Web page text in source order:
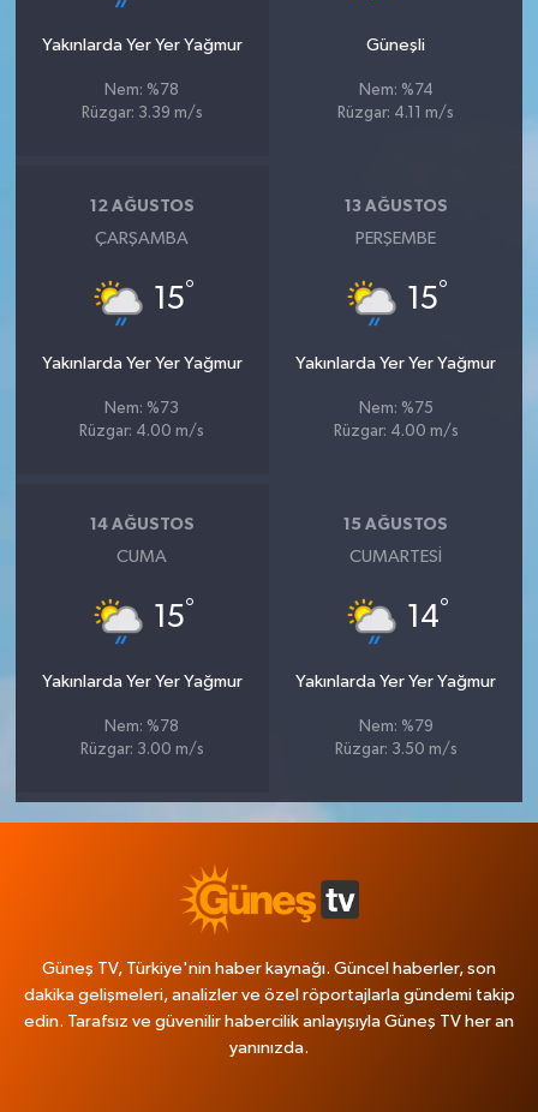
Yakınlarda Yer Yer Yağmur
Nem: %78
Rüzgar: 3.39 m/s
Güneşli
Nem: %74
Rüzgar: 4.11 m/s
12 AĞUSTOS
ÇARŞAMBA
15°
Yakınlarda Yer Yer Yağmur
Nem: %73
Rüzgar: 4.00 m/s
13 AĞUSTOS
PERŞEMBE
15°
Yakınlarda Yer Yer Yağmur
Nem: %75
Rüzgar: 4.00 m/s
14 AĞUSTOS
CUMA
15°
Yakınlarda Yer Yer Yağmur
Nem: %78
Rüzgar: 3.00 m/s
15 AĞUSTOS
CUMARTESI
14°
Yakınlarda Yer Yer Yağmur
Nem: %79
Rüzgar: 3.50 m/s
Güneş TV, Türkiye'nin haber kaynağı. Güncel haberler, son
dakika gelişmeleri, analizler ve özel röportajlarla gündemi takip
edin. Tarafsız ve güvenilir habercilik anlayışıyla Güneş TV her an
yanınızda.